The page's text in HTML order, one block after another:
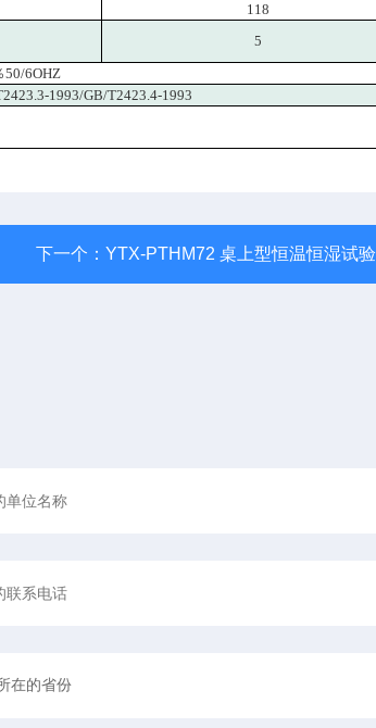
118
5
50/6OHZ
1993/GB/T2423.4-1993
下一个： YTX-PTHM72 桌上型恒温恒湿试